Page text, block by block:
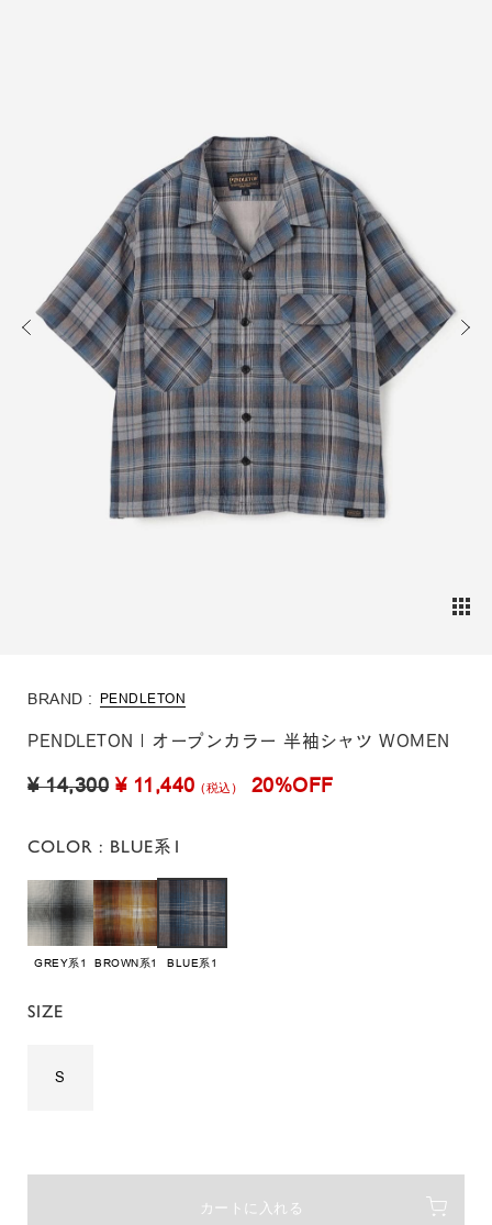
BRAND : PENDLETON
PENDLETON | オープンカラー 半袖シャツ WOMEN
¥ 14,300 ¥ 11,440 (税込) 20%OFF
COLOR : BLUE系1
GREY系1 BROWN系1 BLUE系1
SIZE
S
カートに入れる